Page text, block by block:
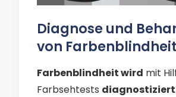
Diagnose und
von Farbenblindheit
Farbenblindheit wird mit
Farbsehtests diagnostiziert